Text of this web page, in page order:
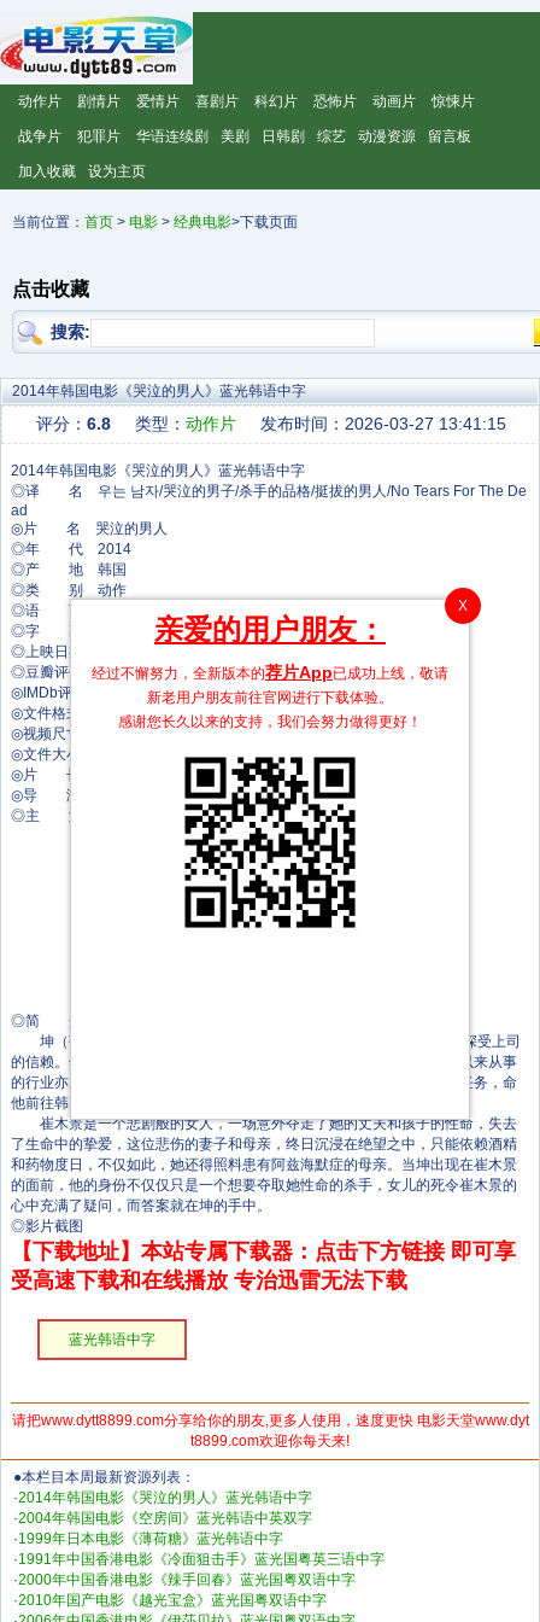
动作片 剧情片 爱情片 喜剧片 科幻片 恐怖片 动画片 惊悚片
战争片 犯罪片 华语连续剧 美剧 日韩剧 综艺 动漫资源 留言板
加入收藏 设为主页
当前位置： 首页 > 电影 > 经典电影>下载页面
点击收藏
搜索:
2014年韩国电影《哭泣的男人》蓝光韩语中字
评分： 6.8 类型： 动作片 发布时间：2026-03-27 13:41:15
◎译 名 우는 남자/哭泣的男子/杀手的品格/挺拔的男人/No Tears For The De
ad
◎片 名 哭泣的男人
◎年 代 2014
◎产 地 韩国
◎类 别 动作
◎语 言 韩语/英语/汉语普通话
◎字 幕 中文字幕
◎上映日期 2014-06-04(韩国)
◎豆瓣评分 6.8/10 from 11695 users
◎IMDb评分 6.7/10 from 7800 users
◎文件格式 x264 + ACC
◎视频尺寸 1920 x 1080
◎文件大小 *** MB
◎片 长 116 Mins
◎导 演 李桢凡
◎主 演 张东健
◎简 介
坤（张东健 饰）是一名技艺精湛的冷血杀手，效力于黑社会组织，深受上司
的信赖。然而，一段不堪回首的往事使他生活在愧疚之中，对自己一直以来从事
的行业亦产生了疑惑和动摇，就在此时，组织派给了他一个十分重要的任务，命
他前往韩国，刺杀名为崔木景（金敏喜 饰）的女子。
崔木景是一个悲剧般的女人，一场意外夺走了她的丈夫和孩子的性命，失去
了生命中的挚爱，这位悲伤的妻子和母亲，终日沉浸在绝望之中，只能依赖酒精
和药物度日，不仅如此，她还得照料患有阿兹海默症的母亲。当坤出现在崔木景
的面前，他的身份不仅仅只是一个想要夺取她性命的杀手，女儿的死令崔木景的
心中充满了疑问，而答案就在坤的手中。
◎影片截图
【下载地址】本站专属下载器：点击下方链接 即可享
受高速下载和在线播放 专治迅雷无法下载
蓝光韩语中字
请把www.dytt8899.com分享给你的朋友,更多人使用，速度更快 电影天堂www.dyt
t8899.com欢迎你每天来!
●本栏目本周最新资源列表：
·2014年韩国电影《哭泣的男人》蓝光韩语中字
·2004年韩国电影《空房间》蓝光韩语中英双字
·1999年日本电影《薄荷糖》蓝光韩语中字
·1991年中国香港电影《冷面狙击手》蓝光国粤英三语中字
·2000年中国香港电影《辣手回春》蓝光国粤双语中字
·2010年国产电影《越光宝盒》蓝光国粤双语中字
X
亲爱的用户朋友：
经过不懈努力，全新版本的荐片App已成功上线，敬请
新老用户朋友前往官网进行下载体验。
感谢您长久以来的支持，我们会努力做得更好！